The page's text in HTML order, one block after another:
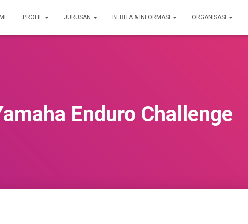
PROFIL JURUSAN BERITA & INFORMASI ORGANISASI
Enduro Challenge